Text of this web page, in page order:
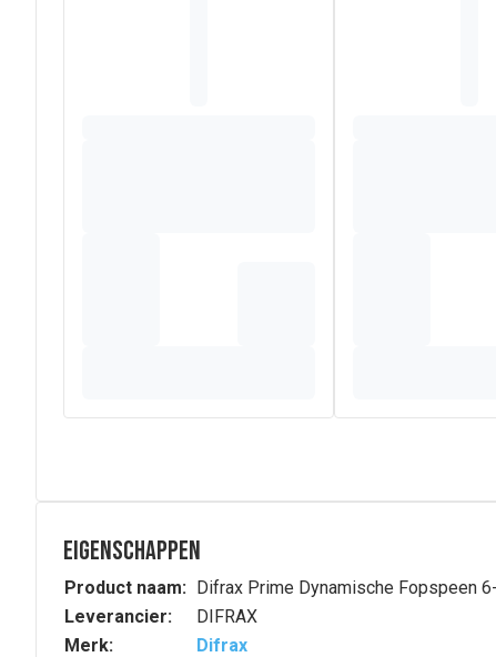
Eigenschappen
Product naam: Difrax Prime Dynamische Fopspeen
Leverancier:
DIFRAX
Merk:
Difrax